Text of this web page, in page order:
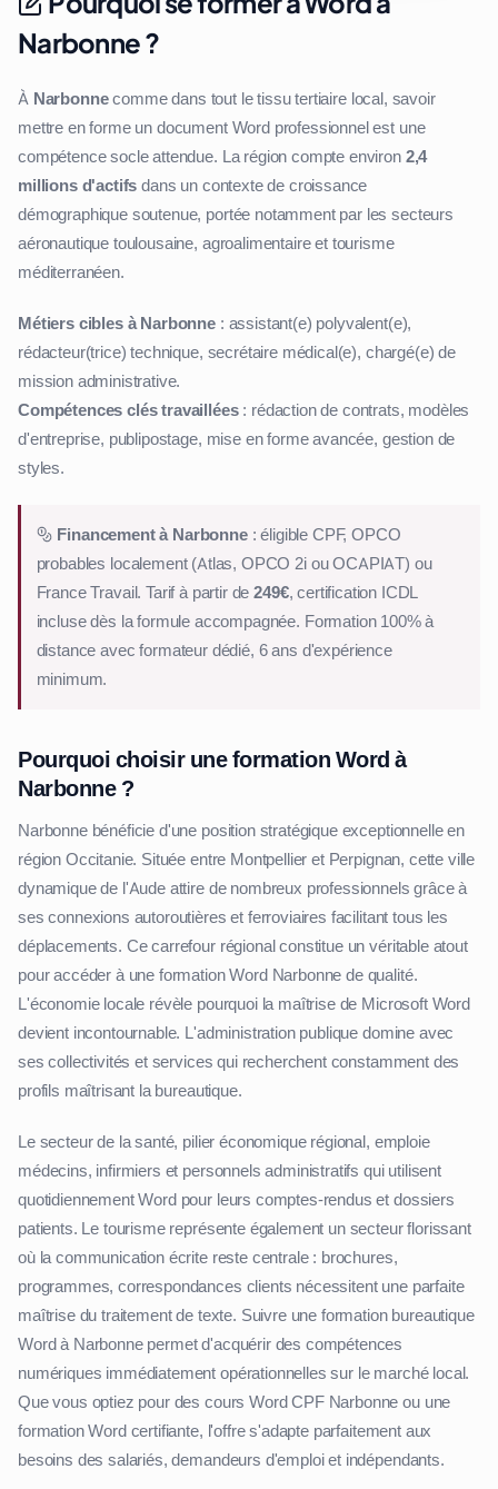
Narbonne ?
À Narbonnecomme dans tout le tissu tertiaire local, savoir
mettre en forme un document Word professionnel est une
compétence socle attendue. La région compte environ 2,4
millions d'actifs dans un contexte de croissance
démographique soutenue, portée notamment par les secteurs
aéronautique toulousaine, agroalimentaire et tourisme
méditerranéen.
Métiers cibles à Narbonne : assistant(e) polyvalent(e),
rédacteur(trice) technique, secrétaire médical(e), chargé(e) de
mission administrative.
Compétences clés travaillées: rédaction de contrats, modèles
d'entreprise, publipostage, mise en forme avancée, gestion de
styles.
Financement à Narbonne: éligible CPF, OPCO
probables localement (Atlas, OPCO 2i ou OCAPIAT) ou
France Travail. Tarif à partir de249€, certification ICDL
incluse dès la formule accompagnée. Formation 100% à
distance avec formateur dédié, 6 ans d'expérience
minimum.
Pourquoi choisir une formation Word à
Narbonne ?
Narbonne bénéficie d'une position stratégique exceptionnelle en
région Occitanie. Située entre Montpellier et Perpignan, cette ville
dynamique de l'Aude attire de nombreux professionnels grâce à
ses connexions autoroutières et ferroviaires facilitant tous les
déplacements. Ce carrefour régional constitue un véritable atout
pour accéder à une formation Word Narbonne de qualité.
L'économie locale révèle pourquoi la maîtrise de Microsoft Word
devient incontournable. L'administration publique domine avec
ses collectivités et services qui recherchent constamment des
profils maîtrisant la bureautique.
Le secteur de la santé, pilier économique régional, emploie
médecins, infirmiers et personnels administratifs qui utilisent
quotidiennement Word pour leurs comptes-rendus et dossiers
patients. Le tourisme représente également un secteur florissant
où la communication écrite reste centrale : brochures,
programmes, correspondances clients nécessitent une parfaite
maîtrise du traitement de texte. Suivre une formation bureautique
Word à Narbonne permet d'acquérir des compétences
numériques immédiatement opérationnelles sur le marché local.
Que vous optiez pour des cours Word CPF Narbonne ou une
formation Word certifiante, l'offre s'adapte parfaitement aux
besoins des salariés, demandeurs d'emploi et indépendants.